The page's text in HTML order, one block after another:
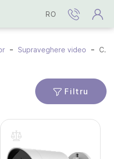
RO
Supraveghere video Camere IP
Filtru